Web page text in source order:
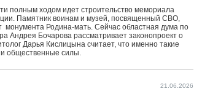
полным ходом идет строительство мемориала
Памятник воинам и музей, посвященный СВО,
монумента Родина-мать. Сейчас областная дума по
Андрея Бочарова рассматривает законопроект о
Дарья Кислицына считает, что именно такие
и общественные силы.
21.06.2026